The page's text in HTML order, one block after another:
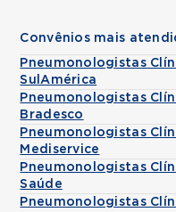
Convênios mais
Pneumonologistas
SulAmérica
Pneumonologistas
Bradesco
Pneumonologistas
Mediservice
Pneumonologistas
Saúde
Pneumonologistas